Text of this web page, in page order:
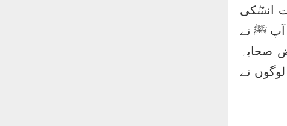
انسؓکی
آپ ﷺ نے
صحابہ
نے